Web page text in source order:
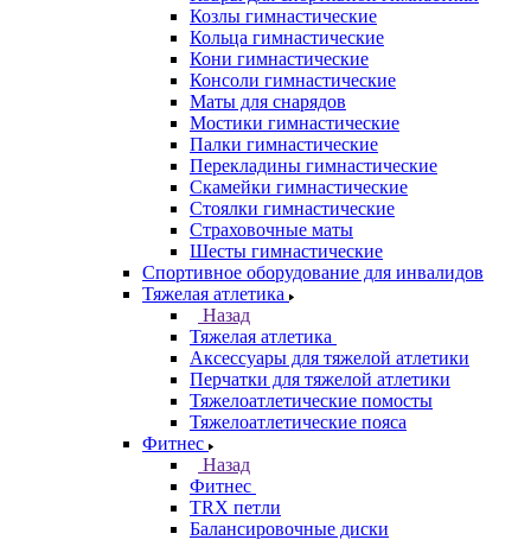
Козлы гимнастические
Кольца гимнастические
Кони гимнастические
Консоли гимнастические
Маты для снарядов
Мостики гимнастические
Палки гимнастические
Перекладины гимнастические
Скамейки гимнастические
Стоялки гимнастические
Страховочные маты
Шесты гимнастические
Спортивное оборудование для инвалидов
Тяжелая атлетика
Назад
Тяжелая атлетика
Аксессуары для тяжелой атлетики
Перчатки для тяжелой атлетики
Тяжелоатлетические помосты
Тяжелоатлетические пояса
Фитнес
Назад
Фитнес
TRX петли
Балансировочные диски